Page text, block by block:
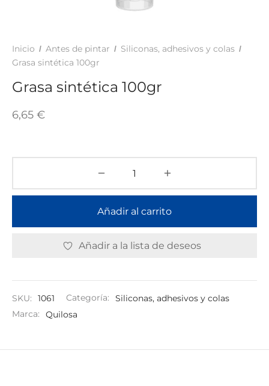
Inicio / Antes de pintar / Siliconas, adhesivos y colas /
Grasa sintética 100gr
Grasa sintética 100gr
6,65 €
Añadir al carrito
Añadir a la lista de deseos
SKU: 1061 Categoría:
Siliconas, adhesivos y colas
Marca:
Quilosa
TINTES Y MANUALIDADES